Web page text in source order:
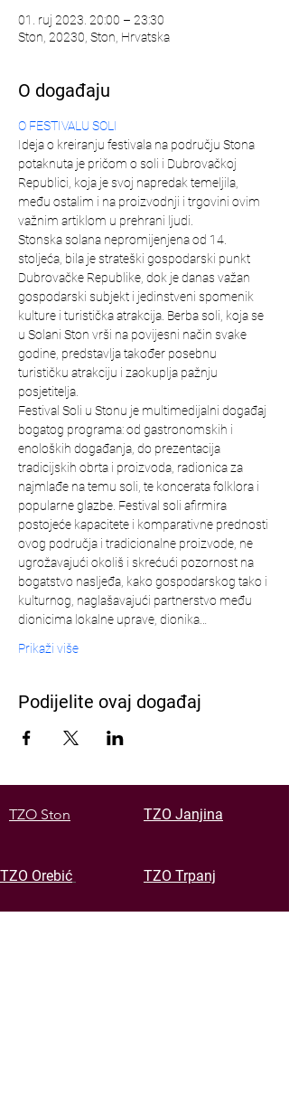
01. ruj 2023. 20:00 – 23:30
Ston, 20230, Ston, Hrvatska
O događaju
O FESTIVALU SOLI
Ideja o kreiranju festivala na području Stona
potaknuta je pričom o soli i Dubrovačkoj
Republici, koja je svoj napredak temeljila,
među ostalim i na proizvodnji i trgovini ovim
važnim artiklom u prehrani ljudi.
Stonska solana nepromijenjena od 14.
stoljeća, bila je strateški gospodarski punkt
Dubrovačke Republike, dok je danas važan
gospodarski subjekt i jedinstveni spomenik
kulture i turistička atrakcija. Berba soli, koja se
u Solani Ston vrši na povijesni način svake
godine, predstavlja također posebnu
turističku atrakciju i zaokuplja pažnju
posjetitelja.
Festival Soli u Stonu je multimedijalni događaj
bogatog programa: od gastronomskih i
enoloških događanja, do prezentacija
tradicijskih obrta i proizvoda, radionica za
najmlađe na temu soli, te koncerata folklora i
popularne glazbe. Festival soli afirmira
postojeće kapacitete i komparativne prednosti
ovog područja i tradicionalne proizvode, ne
ugrožavajući okoliš i skrećući pozornost na
bogatstvo nasljeđa, kako gospodarskog tako i
kulturnog, naglašavajući partnerstvo među
dionicima lokalne uprave, dionika…
Prikaži više
Podijelite ovaj događaj
TZO Ston TZO Janjina
TZO Orebić TZO Trpanj